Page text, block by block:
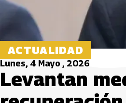
ACTUALIDAD
Lunes, 4 Mayo , 2026
Levantan